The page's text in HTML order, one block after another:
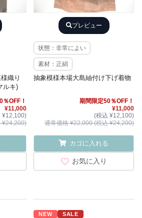
織り
ルキ)
OFF！
¥11,000
¥12,100)
¥24,200)
プレビュー
状態：非常によい
素材：正絹
抽象模様本場大島紬付け下げ着物
期間限定50％OFF！
¥11,000
(税込 ¥12,100)
通常価格 ¥22,000 (税込 ¥24,200)
カゴに入れる
お気に入り
NEW SALE